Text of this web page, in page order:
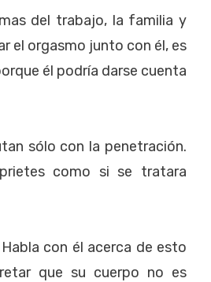
del trabajo, la familia y
el orgasmo junto con él, es
él podría darse cuenta
sólo con la penetración.
como si se tratara
Habla con él acerca de esto
que su cuerpo no es